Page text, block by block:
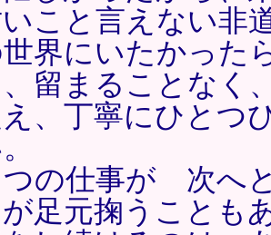
こと言えない非
界にいたかった
留まることなく
、丁寧にひとつ
の仕事が 次へ
足元掬うことも